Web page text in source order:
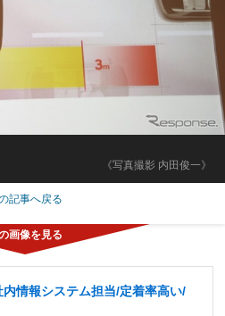
《写真撮影 内田俊一》
記事へ戻る
内情報システム担当/定着率高い/